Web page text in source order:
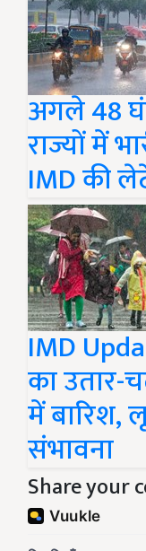
अगले 48
राज्यों में
IMD की
IMD
का उतार-
में
संभावना
Share your